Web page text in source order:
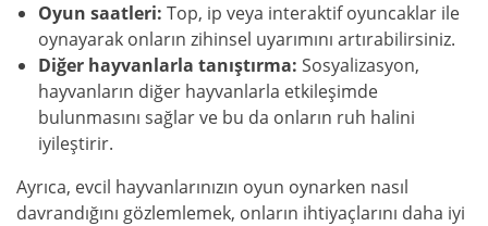
Oyun saatleri: Top, ip veya interaktif oyuncaklar ile
oynayarak onların zihinsel uyarımını artırabilirsiniz.
Diğer hayvanlarla tanıştırma: Sosyalizasyon,
hayvanların diğer hayvanlarla etkileşimde
bulunmasını sağlar ve bu da onların ruh halini
iyileştirir.
Ayrıca, evcil hayvanlarınızın oyun oynarken nasıl
davrandığını gözlemlemek, onların ihtiyaçlarını daha iyi